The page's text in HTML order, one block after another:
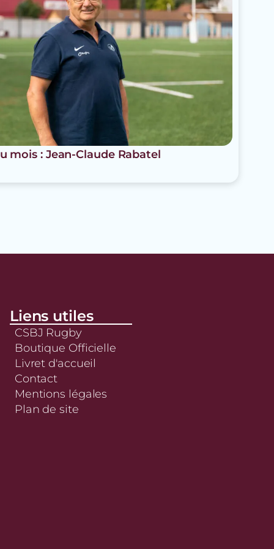
mois : Jean-Claude Rabatel
Liens utiles
CSBJ Rugby
Boutique Officielle
Livret d'accueil
Contact
Mentions légales
Plan de site